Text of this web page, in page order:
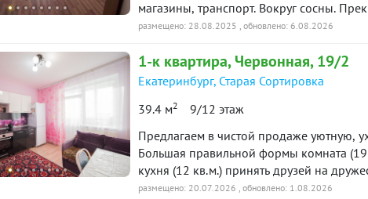
магазины, транспорт. Вокруг сосны.
своя охрана прямо в доме. Без
размещено: 28.08.2025 , обновлено: 6.08.2026
1-к квартира, Червонная, 19/2
Екатеринбург, Старая Сортировка
39.4 м2 9/12 этаж
Предлагаем в чистой продаже уютную,
Большая правильной формы комната (19
кухня (12 кв.м.) принять друзей на
юг и это потрясающие закаты с видом
размещено: 20.07.2026 , обновлено: 1.08.2026